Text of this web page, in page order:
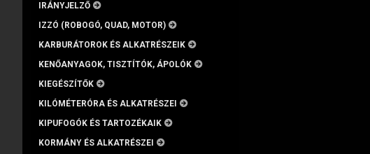
IRÁNYJELZŐ
IZZÓ (ROBOGÓ, QUAD, MOTOR)
KARBURÁTOROK ÉS ALKATRÉSZEIK
KENŐANYAGOK, TISZTÍTÓK, ÁPOLÓK
KIEGÉSZÍTŐK
KILÓMÉTERÓRA ÉS ALKATRÉSZEI
KIPUFOGÓK ÉS TARTOZÉKAIK
KORMÁNY ÉS ALKATRÉSZEI